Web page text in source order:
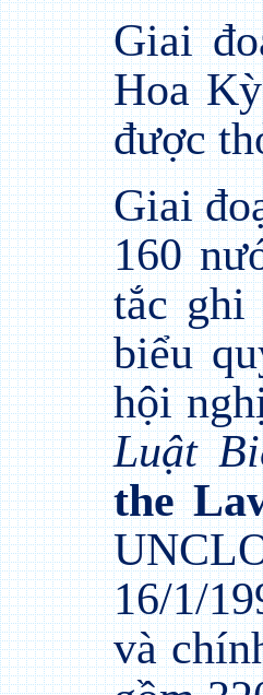
Giai
Hoa
được
Giai
160
tắc ghi
biểu
hội
Luật
the
16/1/
và